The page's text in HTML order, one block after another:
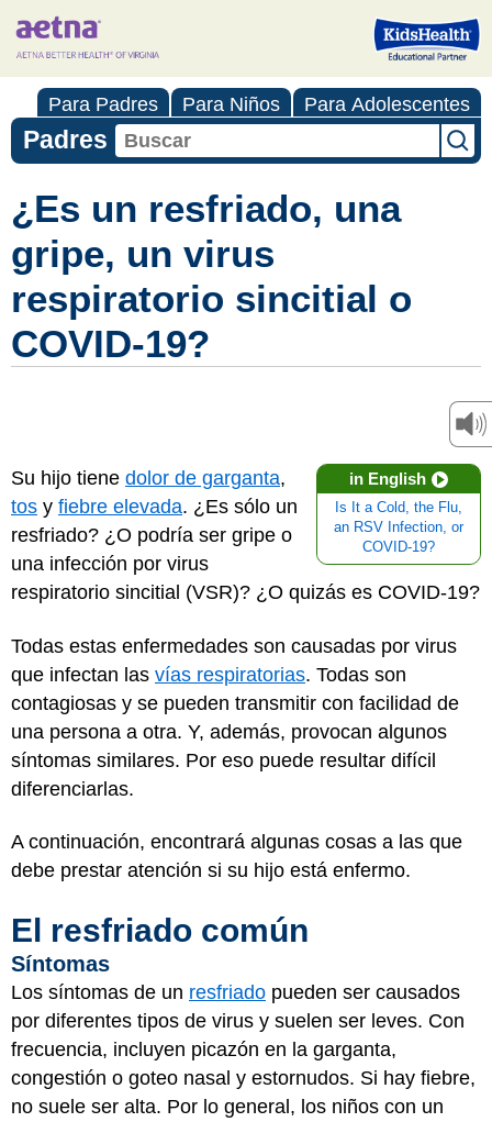
Para Padres Para Niños Para Adolescentes
Padres
¿Es un resfriado, una
gripe, un virus
respiratorio sincitial o
COVID-19?
in English
Is It a Cold, the Flu,
an RSV Infection, or
COVID-19?
Su hijo tiene dolor de garganta,
tos y fiebre elevada. ¿Es sólo un
resfriado? ¿O podría ser gripe o
una infección por virus
respiratorio sincitial (VSR)? ¿O quizás es COVID-19?
Todas estas enfermedades son causadas por virus
que infectan las vías respiratorias. Todas son
contagiosas y se pueden transmitir con facilidad de
una persona a otra. Y, además, provocan algunos
síntomas similares. Por eso puede resultar difícil
diferenciarlas.
A continuación, encontrará algunas cosas a las que
debe prestar atención si su hijo está enfermo.
El resfriado común
Síntomas
Los síntomas de un resfriado pueden ser causados
por diferentes tipos de virus y suelen ser leves. Con
frecuencia, incluyen picazón en la garganta,
congestión o goteo nasal y estornudos. Si hay fiebre,
no suele ser alta. Por lo general, los niños con un